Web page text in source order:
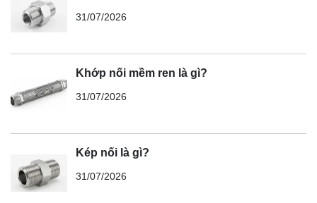
31/07/2026
Khớp nối mềm ren là gì?
31/07/2026
Kép nối là gì?
31/07/2026